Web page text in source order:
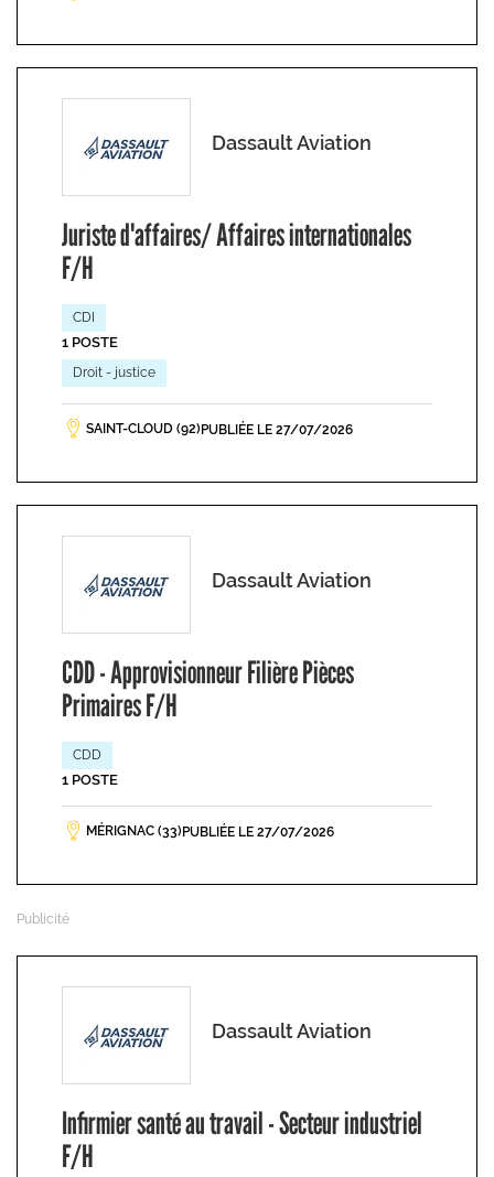
Dassault Aviation
Juriste d'affaires/ Affaires internationales
F/H
CDI
1 POSTE
Droit - justice
SAINT-CLOUD (92) PUBLIÉE LE 27/07/2026
Dassault Aviation
CDD - Approvisionneur Filière Pièces
Primaires F/H
CDD
1 POSTE
MÉRIGNAC (33) PUBLIÉE LE 27/07/2026
Dassault Aviation
Infirmier santé au travail - Secteur industriel
F/H